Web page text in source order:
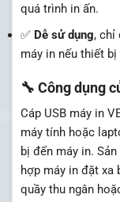
quá trình in ấn.
✅ Dễ sử dụng, chỉ
máy in nếu thiết bị
🔧 Công dụng
Cáp USB máy in
máy tính hoặc
bị đến máy in.
hợp máy in đặt xa
quầy thu ngân